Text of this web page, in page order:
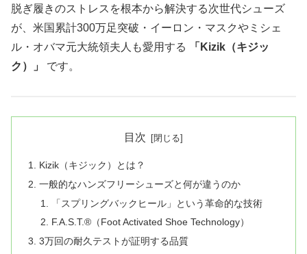
脱ぎ履きのストレスを根本から解決する次世代シューズ
が、米国累計300万足突破・イーロン・マスクやミシェ
ル・オバマ元大統領夫人も愛用する
「Kizik（キジッ
ク）」
です。
目次
Kizik（キジック）とは？
一般的なハンズフリーシューズと何が違うのか
「スプリングバックヒール」という革命的な技術
F.A.S.T.®（Foot Activated Shoe Technology）
3万回の耐久テストが証明する品質